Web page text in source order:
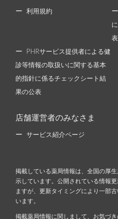
利用規約
表
PHRサービス提供者による健
診等情報の取扱いに関する基本
的指針に係るチェックシート結
果の公表
店舗運営者のみなさま
サービス紹介ページ
掲載している薬局情報は、全国の厚
示しています。公開されている情報
ますが、更新タイミングにより一部
います。
掲載薬局情報に関しまして、お気づ